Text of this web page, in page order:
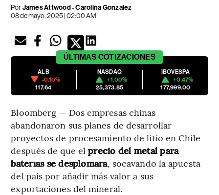
PorJames Attwood - Carolina Gonzalez
08 de mayo, 2025 | 02:00 AM
ÚLTIMAS COTIZACIONES
ALB
-0.10%
117.64
NASDAQ
+1.00%
25,373.85
IBOVESPA
+0.47%
177,999.00
Bloomberg — Dos empresas chinas
abandonaron sus planes de desarrollar
proyectos de procesamiento de litio en Chile
después de que elprecio del metal para
baterías se desplomara, socavando la apuesta
del país por añadir más valor a sus
exportaciones del mineral.